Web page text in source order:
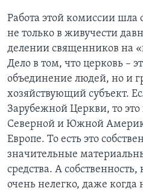
Работа этой комиссии шла
не только в живучести
делении священников на
Дело в том, что церковь –
объединение людей, но и
хозяйствующий субъект.
Зарубежной Церкви, то
Северной и Южной
Европе. То есть это
значительные
средства. А собственность,
очень нелегко, даже когда